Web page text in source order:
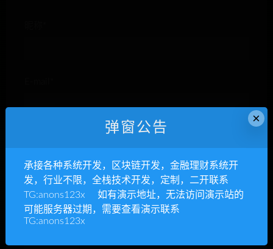
下次发表评论时，请在此浏览器中保存我的姓名、电子
邮件和网站
×
弹窗公告
承接各种系统开发，区块链开发，金融理财系统开
发，行业不限，全栈技术开发，定制，二开联系
TG:anons123x 如有演示地址，无法访问演示站的
可能服务器过期，需要查看演示联系
TG:anons123x